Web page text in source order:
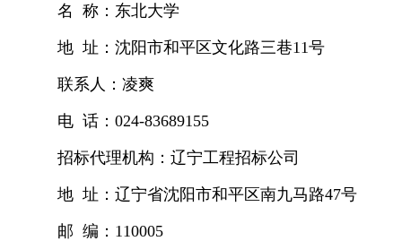
名 称：东北大学
地 址：沈阳市和平区文化路三巷11号
联系人：凌爽
电 话： 024-83689155
招标代理机构：辽宁工程招标公司
地 址：辽宁省沈阳市和平区南九马路47号
邮 编： 110005